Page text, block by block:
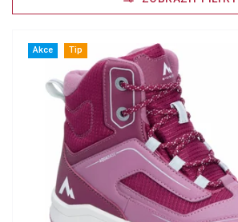
Nejdražší
Abecedně
Akce Tip